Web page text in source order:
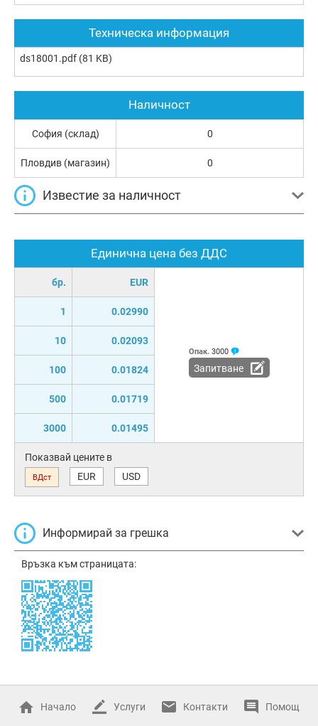
Техническа информация
ds18001.pdf (81 KB)
Единична цена без ДДС
бр. EUR
1 0.02990
10 0.02093
100 0.01824
500 0.01719
3000 0.01495
Опак. 3000
Запитване
Показвай цените в
ВДст EUR USD
Информирай за грешка
Връзка към страницата:
Наличност
София (склад) 0
Пловдив (магазин) 0
Известие за наличност
Начало Услуги Контакти Помощ